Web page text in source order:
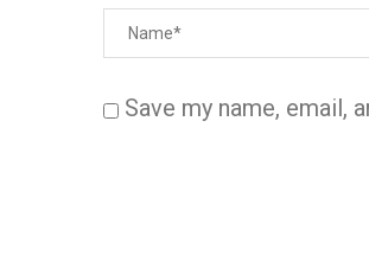
Save my name, email,